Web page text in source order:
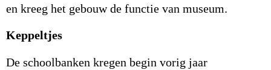
en kreeg het gebouw de functie van museum.
Keppeltjes
De schoolbanken kregen begin vorig jaar